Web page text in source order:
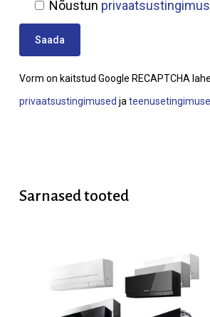
Nõustun
Vorm on kaitstud Google RECAPTCHA
privaatsustingimused ja
Sarnased tooted